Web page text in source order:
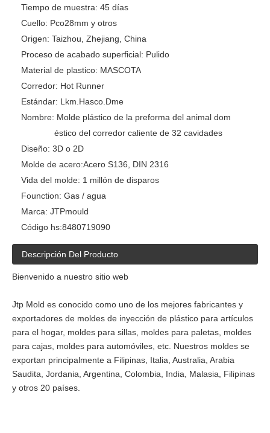
Tiempo de muestra: 45 días
Cuello: Pco28mm y otros
Origen: Taizhou, Zhejiang, China
Proceso de acabado superficial: Pulido
Material de plastico: MASCOTA
Corredor: Hot Runner
Estándar: Lkm.Hasco.Dme
Nombre: Molde plástico de la preforma del animal dom
éstico del corredor caliente de 32 cavidades
Diseño: 3D o 2D
Molde de acero:Acero S136, DIN 2316
Vida del molde: 1 millón de disparos
Founction: Gas / agua
Marca: JTPmould
Código hs:8480719090
Descripción Del Producto
Bienvenido a nuestro sitio web
Jtp Mold es conocido como uno de los mejores fabricantes y
exportadores de moldes de inyección de plástico para artículos
para el hogar, moldes para sillas, moldes para paletas, moldes
para cajas, moldes para automóviles, etc. Nuestros moldes se
exportan principalmente a Filipinas, Italia, Australia, Arabia
Saudita, Jordania, Argentina, Colombia, India, Malasia, Filipinas
y otros 20 países.